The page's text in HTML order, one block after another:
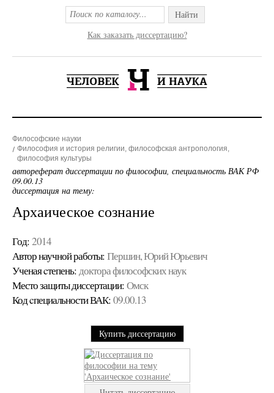
Найти
Как заказать диссертацию?
Философские науки
Философия и история религии, философская антропология,
философия культуры
автореферат диссертации по философии, специальность ВАК РФ
09.00.13
диссертация на тему:
Архаическое сознание
Год: 2014
Автор научной работы: Першин, Юрий Юрьевич
Ученая cтепень: доктора философских наук
Место защиты диссертации: Омск
Код cпециальности ВАК: 09.00.13
Купить диссертацию